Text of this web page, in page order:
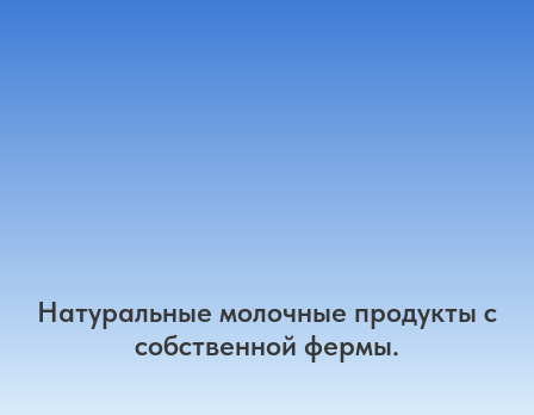
Натуральные молочные продукты с
собственной фермы.